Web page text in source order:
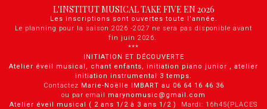
L'INSTITUT MUSICAL TAKE FIVE EN 2026
Les inscriptions sont ouvertes toute l'année.
Le planning pour la saison 2026 -2027 ne sera pas disponible avant
fin juin 2026.
***
INITIATION ET DÉCOUVERTE
Atelier éveil musical, chant enfants, initiation piano junior , atelier
initiation instrumental 3 temps.
Contactez Marie-Noëlle IMBART au 06 64 16 46 36
ou par email marynomusic@gmail.com
Atelier éveil musical ( 2 ans 1/2 à 3 ans 1/2 ) Mardi: 16h45(PLACES
Panneau de gestion des cookies